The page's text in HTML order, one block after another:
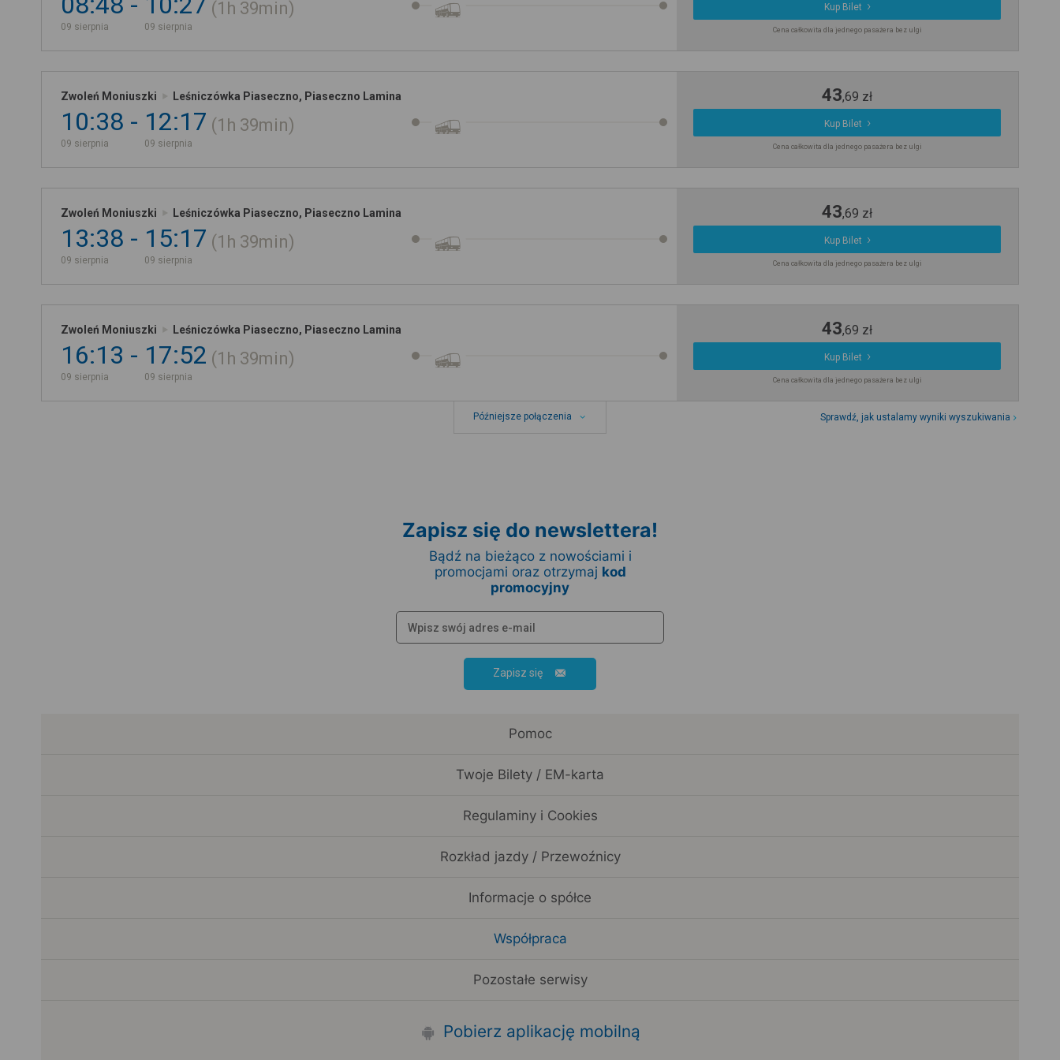
09 sierpnia 09 sierpnia
1h 39min Kup Bilet
Cena całkowita dla jednego pasażera bez ulgi
Zwoleń Moniuszki Leśniczówka Piaseczno, Piaseczno Lamina
10:38
09 sierpnia
12:17
09 sierpnia
1h 39min
43,69 zł
Kup Bilet
Cena całkowita dla jednego pasażera bez ulgi
Zwoleń Moniuszki Leśniczówka Piaseczno, Piaseczno Lamina
13:38
09 sierpnia
15:17
09 sierpnia
1h 39min
43,69 zł
Kup Bilet
Cena całkowita dla jednego pasażera bez ulgi
Zwoleń Moniuszki Leśniczówka Piaseczno, Piaseczno Lamina
16:13
09 sierpnia
17:52
09 sierpnia
1h 39min
43,69 zł
Kup Bilet
Cena całkowita dla jednego pasażera bez ulgi
Późniejsze połączenia Sprawdź, jak ustalamy wyniki wyszukiwania
Zapisz się do newslettera!
Bądź na bieżąco z nowościami i
promocjami oraz otrzymaj kod
promocyjny
Zapisz się
Pomoc
Twoje Bilety / EM-karta
Regulaminy i Cookies
Rozkład jazdy / Przewoźnicy
Informacje o spółce
Współpraca
Pozostałe serwisy
Pobierz aplikację mobilną